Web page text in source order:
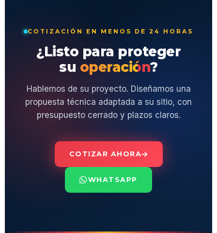
COTIZACIÓN EN MENOS DE 24 HORAS
¿Listo para proteger
su operación?
Hablemos de su proyecto. Diseñamos una
propuesta técnica adaptada a su sitio, con
presupuesto cerrado y plazos claros.
COTIZAR AHORA
WHATSAPP